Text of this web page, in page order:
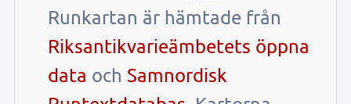
Runkartan är hämtade från
Riksantikvarieämbetets öppna
data och Samnordisk